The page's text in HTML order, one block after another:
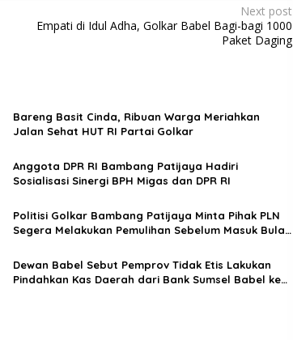
Next post
Empati di Idul Adha, Golkar Babel Bagi-bagi 1000
Paket Daging
Bareng Basit Cinda, Ribuan Warga Meriahkan
Jalan Sehat HUT RI Partai Golkar
Anggota DPR RI Bambang Patijaya Hadiri
Sosialisasi Sinergi BPH Migas dan DPR RI
Politisi Golkar Bambang Patijaya Minta Pihak PLN
Segera Melakukan Pemulihan Sebelum Masuk Bulan
Dewan Babel Sebut Pemprov Tidak Etis Lakukan
Pindahkan Kas Daerah dari Bank Sumsel Babel ke